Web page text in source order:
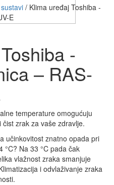
/ Klima uređaj Toshiba -
E
-
– RAS-
temperature omogućuju
zrak za vaše zdravlje.
učinkovitost znatno opada pri
°C? Na 33 °C pada čak
vlažnost zraka smanjuje
i odvlaživanje zraka